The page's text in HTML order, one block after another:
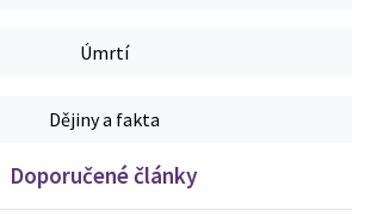
Úmrtí
Dějiny a fakta
Doporučené články